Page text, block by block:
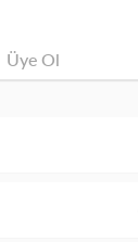
Üye Ol